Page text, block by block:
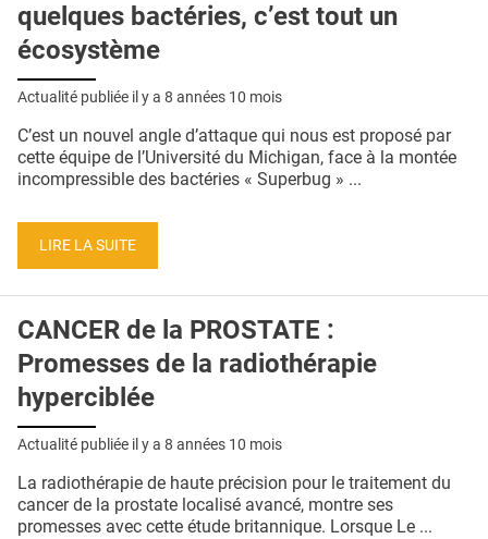
quelques bactéries, c’est tout un
écosystème
Actualité publiée il y a 8 années 10 mois
C’est un nouvel angle d’attaque qui nous est proposé par
cette équipe de l’Université du Michigan, face à la montée
incompressible des bactéries « Superbug » ...
LIRE LA SUITE
CANCER de la PROSTATE :
Promesses de la radiothérapie
hyperciblée
Actualité publiée il y a 8 années 10 mois
La radiothérapie de haute précision pour le traitement du
cancer de la prostate localisé avancé, montre ses
promesses avec cette étude britannique. Lorsque Le ...